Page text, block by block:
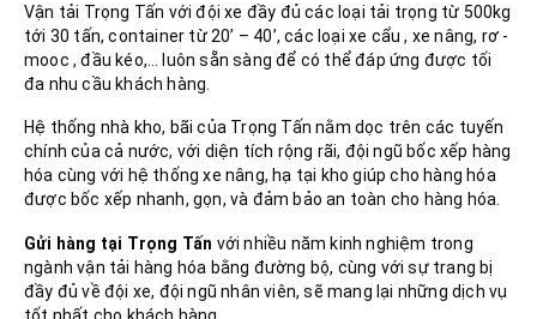
Vận tải Trọng Tấn với đội xe đầy đủ các loại tải trọng từ 500kg
tới 30 tấn, container từ 20’ – 40’, các loại xe cẩu , xe nâng, rơ -
mooc , đầu kéo,… luôn sẵn sàng để có thể đáp ứng được tối
đa nhu cầu khách hàng.
Hệ thống nhà kho, bãi của Trọng Tấn nằm dọc trên các tuyến
chính của cả nước, với diện tích rộng rãi, đội ngũ bốc xếp hàng
hóa cùng với hệ thống xe nâng, hạ tại kho giúp cho hàng hóa
được bốc xếp nhanh, gọn, và đảm bảo an toàn cho hàng hóa.
Gửi hàng tại Trọng Tấn với nhiều năm kinh nghiệm trong
ngành vận tải hàng hóa bằng đường bộ, cùng với sự trang bị
đầy đủ về đội xe, đội ngũ nhân viên, sẽ mang lại những dịch vụ
tốt nhất cho khách hàng.